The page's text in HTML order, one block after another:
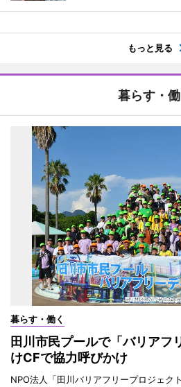
もっと見る
暮らす・働
暮らす・働く
田川市民プールで「バリア
けCFで協力呼びかけ
NPO法人「田川バリアフリープロジェク